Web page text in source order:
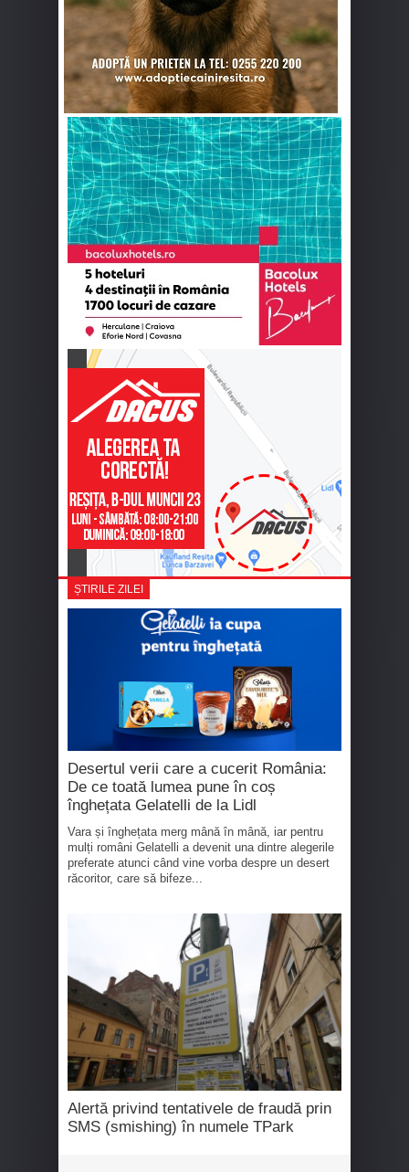
ȘTIRILE ZILEI
Desertul verii care a cucerit România:
De ce toată lumea pune în coș
înghețata Gelatelli de la Lidl
Vara și înghețata merg mână în mână, iar pentru
mulți români Gelatelli a devenit una dintre alegerile
preferate atunci când vine vorba despre un desert
răcoritor, care să bifeze...
Alertă privind tentativele de fraudă prin
SMS (smishing) în numele TPark